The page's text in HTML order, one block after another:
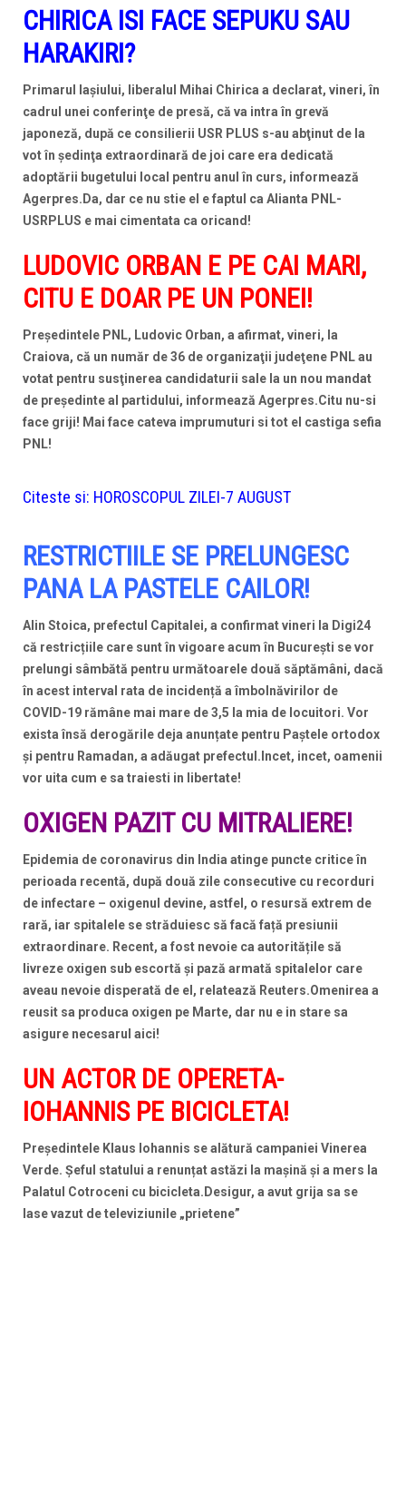
CHIRICA ISI FACE SEPUKU SAU
HARAKIRI?
Primarul Iaşiului, liberalul Mihai Chirica a declarat, vineri, în
cadrul unei conferinţe de presă, că va intra în grevă
japoneză, după ce consilierii USR PLUS s-au abţinut de la
vot în şedinţa extraordinară de joi care era dedicată
adoptării bugetului local pentru anul în curs, informează
Agerpres.Da, dar ce nu stie el e faptul ca Alianta PNL-
USRPLUS e mai cimentata ca oricand!
LUDOVIC ORBAN E PE CAI MARI,
CITU E DOAR PE UN PONEI!
Preşedintele PNL, Ludovic Orban, a afirmat, vineri, la
Craiova, că un număr de 36 de organizaţii judeţene PNL au
votat pentru susţinerea candidaturii sale la un nou mandat
de preşedinte al partidului, informează Agerpres.Citu nu-si
face griji! Mai face cateva imprumuturi si tot el castiga sefia
PNL!
Citeste si: HOROSCOPUL ZILEI-7 AUGUST
RESTRICTIILE SE PRELUNGESC
PANA LA PASTELE CAILOR!
Alin Stoica, prefectul Capitalei, a confirmat vineri la Digi24
că restricțiile care sunt în vigoare acum în București se vor
prelungi sâmbătă pentru următoarele două săptămâni, dacă
în acest interval rata de incidență a îmbolnăvirilor de
COVID-19 rămâne mai mare de 3,5 la mia de locuitori. Vor
exista însă derogările deja anunțate pentru Paștele ortodox
și pentru Ramadan, a adăugat prefectul.Incet, incet, oamenii
vor uita cum e sa traiesti in libertate!
OXIGEN PAZIT CU MITRALIERE!
Epidemia de coronavirus din India atinge puncte critice în
perioada recentă, după două zile consecutive cu recorduri
de infectare – oxigenul devine, astfel, o resursă extrem de
rară, iar spitalele se străduiesc să facă față presiunii
extraordinare. Recent, a fost nevoie ca autoritățile să
livreze oxigen sub escortă și pază armată spitalelor care
aveau nevoie disperată de el, relatează Reuters.Omenirea a
reusit sa produca oxigen pe Marte, dar nu e in stare sa
asigure necesarul aici!
UN ACTOR DE OPERETA-
IOHANNIS PE BICICLETA!
Președintele Klaus Iohannis se alătură campaniei Vinerea
Verde. Șeful statului a renunțat astăzi la mașină și a mers la
Palatul Cotroceni cu bicicleta.Desigur, a avut grija sa se
lase vazut de televiziunile „prietene”